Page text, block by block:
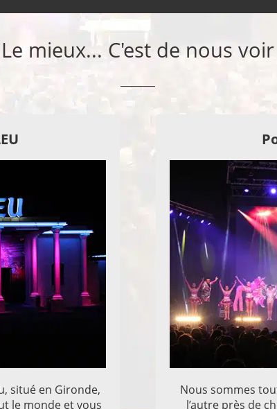
Le mieux... C'est de nous voir
situé en Gironde,
le monde et vous
Nous sommes
l’autre près de